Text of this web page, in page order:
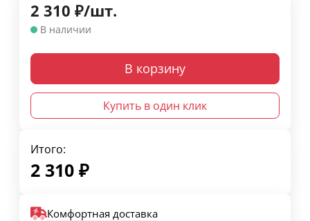
2 310 ₽/шт.
В наличии
В корзину
Купить в один клик
Итого:
2 310 ₽
Комфортная доставка